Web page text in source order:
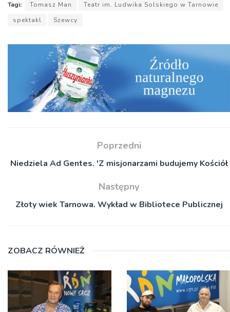
Tagi: Tomasz Man
Teatr im. Ludwika Solskiego w Tarnowie
spektakl
Szewcy
Poprzedni
Niedziela Ad Gentes. 'Z misjonarzami budujemy Kościół
Następny
Złoty wiek Tarnowa. Wykład w Bibliotece Publicznej
ZOBACZ RÓWNIEŻ